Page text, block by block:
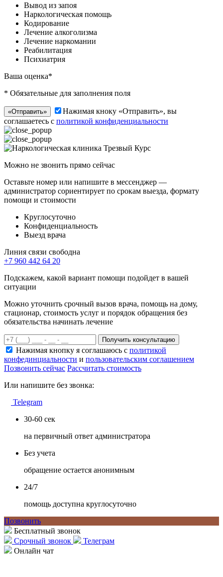
Вывод из запоя
Наркологическая помощь
Кодирование
Лечение алкоголизма
Лечение наркомании
Реабилитация
Психиатрия
Ваша оценка*
* Обязательные для заполнения поля
«Отправить»
Нажимая кноку «Отправить», вы
соглашаетесь с политикой конфиденциальности
Можно не звонить прямо сейчас
Оставьте номер или напишите в мессенджер —
администратор сориентирует по срокам выезда, формату
помощи и стоимости
Круглосуточно
Конфиденциальность
Выезд врача
Линия связи свободна
+7 960 442 64 20
Подскажем, какой вариант помощи подойдет в вашей
ситуации
Можно уточнить срочный вызов врача, помощь на дому,
стационар, стоимость услуг и порядок обращения без
обязательства начинать лечение
Получить консультацию
Нажимая кнопку я соглашаюсь с политикой
конфединциальности и пользовательским соглашением
Позвонить сейчас Рассчитать стоимость
Или напишите без звонка:
Telegram
30-60 сек
на первичный ответ администратора
Без учета
обращение остается анонимным
24/7
помощь доступна круглосуточно
Позвонить
Бесплатный звонок
Срочный звонок
Телеграм
Онлайн чат